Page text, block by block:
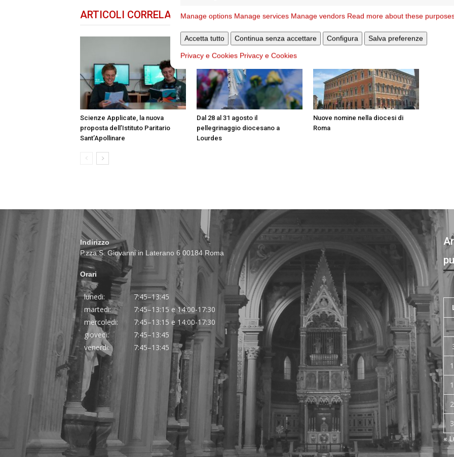
Manage options Manage services Manage vendors Read more about these
Accetta tutto Continua senza accettare Configura Salva preferenze
Privacy e Cookies Privacy e Cookies
ARTICOLI CORRELATI DELLO STESSO AUTORE
Scienze Applicate, la nuova
proposta dell’Istituto Paritario
Sant’Apollinare
Dal 28 al 31 agosto il
pellegrinaggio diocesano a
Lourdes
Nuove nomine nella diocesi di
Roma
Indirizzo
P.zza S. Giovanni in Laterano 6 00184 Roma
Orari
lunedi:
7:45–13:45
martedi:
7:45–13:15 e 14:00-17:30
mercoledi:
7:45–13:15 e 14:00-17:30
giovedi:
7:45–13:45
venerdi:
7:45–13:45
«